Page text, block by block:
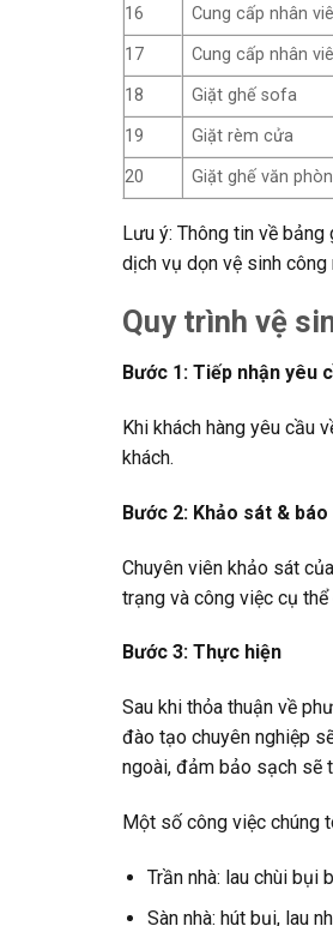
16
Cung cấp nhân
17
Cung cấp nhân
18
Giặt ghế sofa
19
Giặt rèm cửa
20
Giặt ghế văn
Lưu ý: Thông tin về bảng
dịch vụ dọn vệ sinh
Quy trình vệ
Bước 1: Tiếp nhận yêu
Khi khách hàng yêu cầu
khách.
Bước 2: Khảo sát & báo
Chuyên viên khảo sát
trạng và công việc cụ
Bước 3: Thực hiện
Sau khi thỏa thuận về
đào tạo chuyên nghiệp
ngoài, đảm bảo sạch sẽ
Một số công việc chúng
Trần nhà: lau chùi bụi
Sàn nhà: hút bụi, lau